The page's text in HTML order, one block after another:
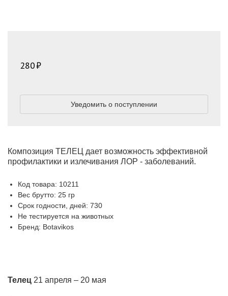
Композиция ТЕЛЕЦ дает возможность эффективной
профилактики и излечивания ЛОР - заболеваний.
Код товара: 10211
Вес брутто: 25 гр
Срок годности, дней: 730
Не тестируется на животных
Бренд: Botavikos
280
Уведомить о поступлении
Телец 21 апреля – 20 мая